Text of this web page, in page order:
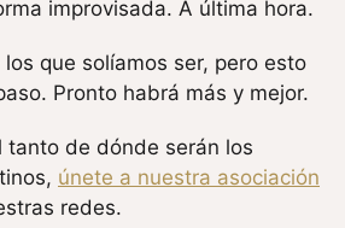
improvisada. A última hora.
que solíamos ser, pero esto
Pronto habrá más y mejor.
tanto de dónde serán los
únete a nuestra asociación
redes.